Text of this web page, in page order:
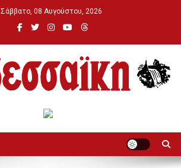
Σάββατο, 08 Αυγούστου, 2026